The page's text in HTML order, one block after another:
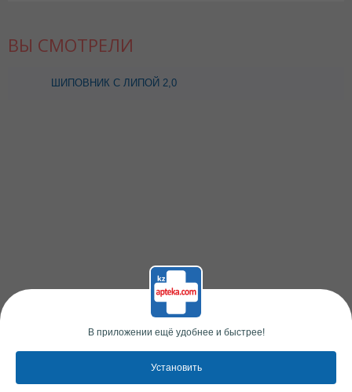
ВЫ СМОТРЕЛИ
ШИПОВНИК С ЛИПОЙ 2,0
В приложении ещё удобнее и быстрее!
Установить